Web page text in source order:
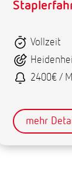
Vollzeit
2400€ /
mehr